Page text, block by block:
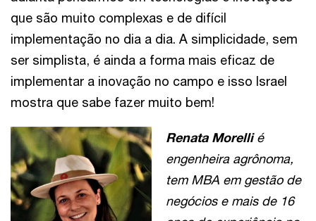
que são muito complexas e de difícil
implementação no dia a dia. A simplicidade, sem
ser simplista, é ainda a forma mais eficaz de
implementar a inovação no campo e isso Israel
mostra que sabe fazer muito bem!
Renata Morellié
engenheira agrônoma,
tem MBA em gestão de
negócios e mais de 16